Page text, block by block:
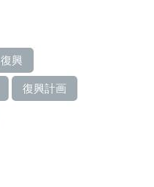
復興
復興計画